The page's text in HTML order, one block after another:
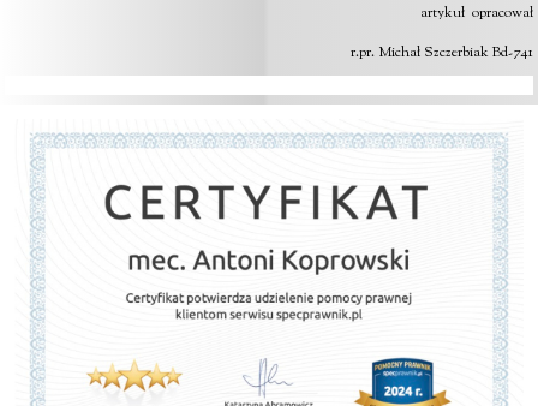
artykuł opracował
r.pr. Michał Szczerbiak Bd-741